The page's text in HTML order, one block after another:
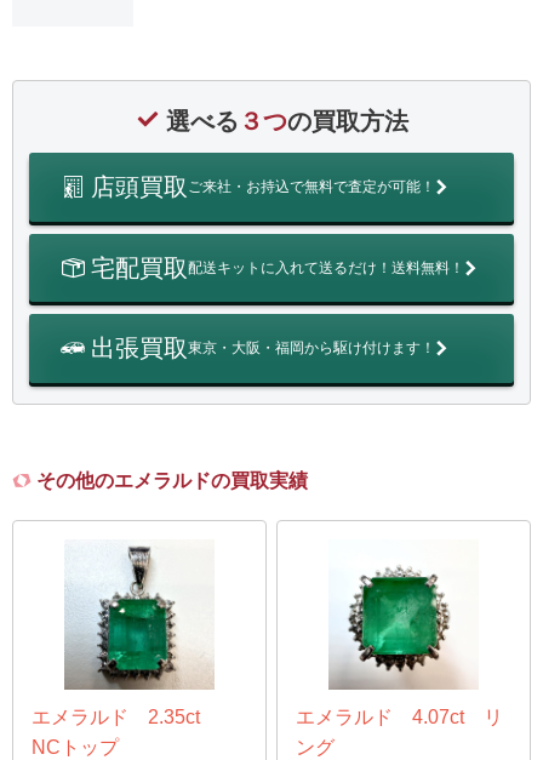
選べる ３つの買取方法
店頭買取 ご来社・お持込で無料で査定が可能！
宅配買取配送キットに入れて送るだけ！送料無料！
出張買取東京・大阪・福岡から駆け付けます！
その他のエメラルドの買取実績
エメラルド 2.35ct
NCトップ
エメラルド 4.07ct リ
ング